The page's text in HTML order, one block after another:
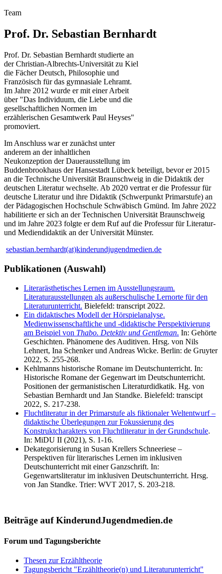
Team
Prof. Dr. Sebastian Bernhardt
Prof. Dr. Sebastian Bernhardt studierte an
der Christian-Albrechts-Universität zu Kiel
die Fächer Deutsch, Philosophie und
Französisch für das gymnasiale Lehramt.
Im Jahre 2012 wurde er mit einer Arbeit
über "Das Individuum, die Liebe und die
gesellschaftlichen Normen im
erzählerischen Gesamtwerk Paul Heyses"
promoviert.
Im Anschluss war er zunächst unter
anderem an der inhaltlichen
Neukonzeption der Dauerausstellung im
Buddenbrookhaus der Hansestadt Lübeck beteiligt, bevor er 2015
an die Technische Universität Braunschweig in die Didaktik der
deutschen Literatur wechselte. Ab 2020 vertrat er die Professur für
deutsche Literatur und ihre Didaktik (Schwerpunkt Primarstufe) an
der Pädagogischen Hochschule Schwäbisch Gmünd. Im Jahre 2022
habilitierte er sich an der Technischen Universität Braunschweig
und im Jahre 2023 folgte er dem Ruf auf die Professur für Literatur-
und Mediendidaktik an der Universität Münster.
sebastian.bernhardt(at)kinderundjugendmedien.de
Publikationen (Auswahl)
Literarästhetisches Lernen im Ausstellungsraum.
Literaturausstellungen als außerschulische Lernorte für den
Literaturunterricht. Bielefeld: transcript 2022.
Ein didaktisches Modell der Hörspielanalyse.
Medienwissenschaftliche und -didaktische Perspektivierung
am Beispiel von Thabo. Detektiv und Gentleman. In: Gehörte
Geschichten. Phänomene des Auditiven. Hrsg. von Nils
Lehnert, Ina Schenker und Andreas Wicke. Berlin: de Gruyter
2022, S. 255-268.
Kehlmanns historische Romane im Deutschunterricht. In:
Historische Romane der Gegenwart im Deutschunterricht.
Positionen der germanistischen Literaturdidkatik. Hg. von
Sebastian Bernhardt und Jan Standke. Bielefeld: transcipt
2022, S. 217-238.
Fluchtliteratur in der Primarstufe als fiktionaler Weltentwurf –
didaktische Überlegungen zur Fokussierung des
Konstruktcharakters von Fluchtliteratur in der Grundschule.
In: MiDU II (2021), S. 1-16.
Dekategorisierung in Susan Krellers Schneeriese –
Perspektiven für literarisches Lernen im inklusiven
Deutschunterricht mit einer Ganzschrift. In:
Gegenwartsliteratur im inklusiven Deutschunterricht. Hrsg.
von Jan Standke. Trier: WVT 2017, S. 203-218.
Beiträge auf KinderundJugendmedien.de
Forum und Tagungsberichte
Thesen zur Erzähltheorie
Tagungsbericht "Erzähltheorie(n) und Literaturunterricht"